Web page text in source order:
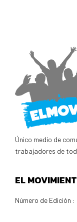
Único medio de
trabajadores de
EL
Número de Edición :